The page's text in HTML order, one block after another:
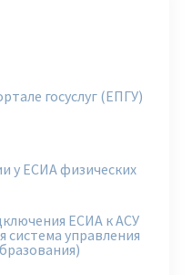
госуслуг (ЕПГУ)
у ЕСИА физических
ЕСИА к АСУ
управления